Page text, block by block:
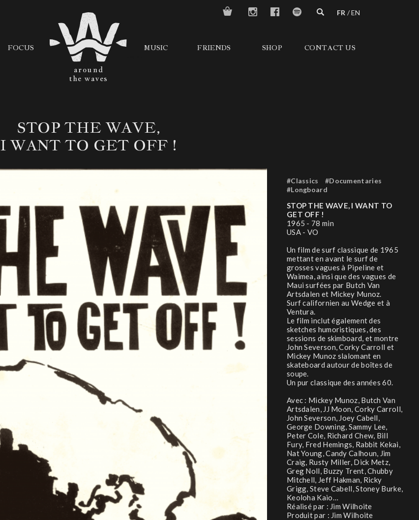
FOCUS
THE WAVES
MUSIC FRIENDS SHOP CONTACT US
FR EN
STOP THE WAVE,
I WANT TO GET OFF !
#Classics
#Documentaries
#Longboard
STOP THE WAVE, I WANT TO
GET OFF !
1965 - 78 min
USA - VO
Un film de surf classique de 1965
mettant en avant le surf de
grosses vagues à Pipeline et
Waimea, ainsi que des vagues de
Maui surfées par Butch Van
Artsdalen et Mickey Munoz.
Surf californien au Wedge et à
Ventura.
Le film inclut également des
sketches humoristiques, des
sessions de skimboard, et montre
John Severson, Corky Carroll et
Mickey Munoz slalomant en
skateboard autour de boîtes de
soupe.
Un pur classique des années 60.
Avec : Mickey Munoz, Butch Van
Artsdalen, JJ Moon, Corky Carroll,
John Severson, Joey Cabell,
George Downing, Sammy Lee,
Peter Cole, Richard Chew, Bill
Fury, Fred Hemings, Rabbit Kekai,
Nat Young, Candy Calhoun, Jim
Craig, Rusty Miller, Dick Metz,
Greg Noll, Buzzy Trent, Chubby
Mitchell, Jeff Hakman, Ricky
Grigg, Steve Cabell, Stoney Burke,
Keoloha Kaio…
Réalisé par : Jim Wilhoite
Produit par : Jim Wilhoite